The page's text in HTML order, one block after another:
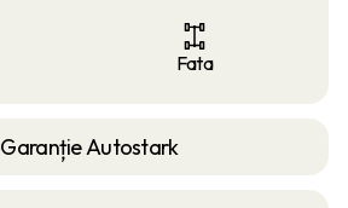
Fata
Garanție Autostark